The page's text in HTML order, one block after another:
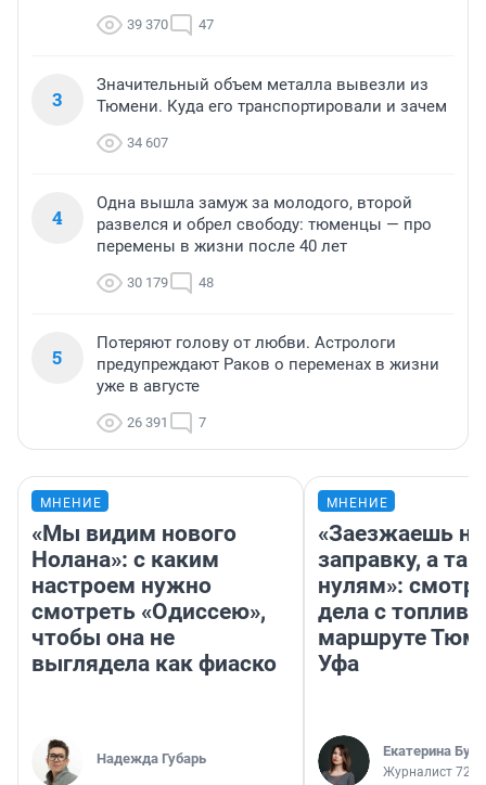
39 370 47
3
Значительный объем металла вывезли из
Тюмени. Куда его транспортировали и зачем
34 607
4
Одна вышла замуж за молодого, второй
развелся и обрел свободу: тюменцы — про
перемены в жизни после 40 лет
30 179 48
5
Потеряют голову от любви. Астрологи
предупреждают Раков о переменах в жизни
уже в августе
26 391 7
МНЕНИЕ
«Мы видим нового
Нолана»: с каким
настроем нужно
смотреть «Одиссею»,
чтобы она не
выглядела как фиаско
Надежда Губарь
МНЕНИЕ
«Заезжаешь на
заправку, а
нулям»:
дела с
маршруте
Уфа
Екатерина
Журналист